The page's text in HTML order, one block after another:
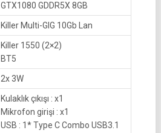
GTX1080 GDDR5X 8GB
Killer Multi-GIG 10Gb Lan
Killer 1550 (2×2)
BT5
2x 3W
Kulaklık çıkışı : x1
Mikrofon girişi : x1
USB : 1* Type C Combo USB3.1